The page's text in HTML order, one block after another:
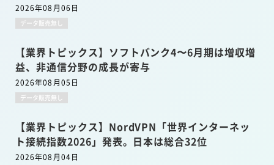
2026年08月06日
データ販売無し
【業界トピックス】ソフトバンク4〜6月期は増収増
益、非通信分野の成長が寄与
2026年08月05日
データ販売無し
【業界トピックス】NordVPN「世界インターネッ
ト接続指数2026」発表。日本は総合32位
2026年08月04日